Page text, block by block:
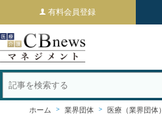
有料会員登録
ホーム 業界団体 医療（業界団体）